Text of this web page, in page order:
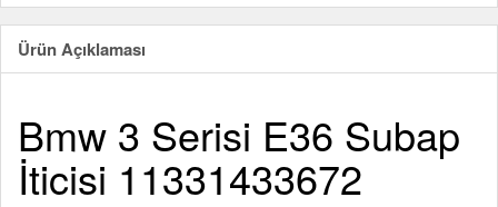
Ürün Açıklaması
Bmw 3 Serisi E36 Subap
İticisi 11331433672